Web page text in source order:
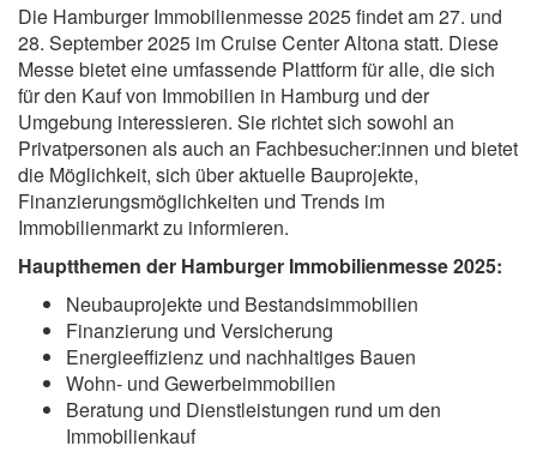
Die Hamburger Immobilienmesse 2025 findet am 27. und
28. September 2025 im Cruise Center Altona statt. Diese
Messe bietet eine umfassende Plattform für alle, die sich
für den Kauf von Immobilien in Hamburg und der
Umgebung interessieren. Sie richtet sich sowohl an
Privatpersonen als auch an Fachbesucher:innen und bietet
die Möglichkeit, sich über aktuelle Bauprojekte,
Finanzierungsmöglichkeiten und Trends im
Immobilienmarkt zu informieren.
Hauptthemen der Hamburger Immobilienmesse 2025:
Neubauprojekte und Bestandsimmobilien
Finanzierung und Versicherung
Energieeffizienz und nachhaltiges Bauen
Wohn- und Gewerbeimmobilien
Beratung und Dienstleistungen rund um den
Immobilienkauf